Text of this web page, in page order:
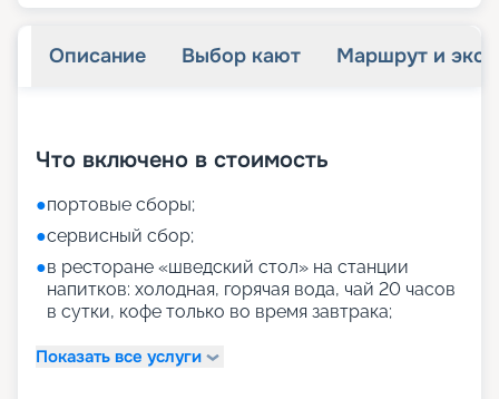
Описание Выбор кают Маршрут и
Что включено в стоимость
●портовые сборы;
●сервисный сбор;
●в ресторане «шведский стол» на станции
напитков: холодная, горячая вода, чай 20 часов
в сутки, кофе только во время завтрака;
Показать все услуги